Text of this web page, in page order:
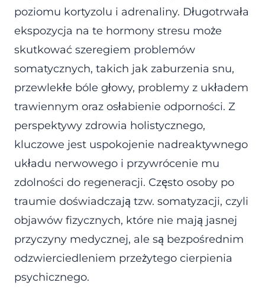
poziomu kortyzolu i adrenaliny. Długotrwała
ekspozycja na te hormony stresu może
skutkować szeregiem problemów
somatycznych, takich jak zaburzenia snu,
przewlekłe bóle głowy, problemy z układem
trawiennym oraz osłabienie odporności. Z
perspektywy zdrowia holistycznego,
kluczowe jest uspokojenie nadreaktywnego
układu nerwowego i przywrócenie mu
zdolności do regeneracji. Często osoby po
traumie doświadczają tzw. somatyzacji, czyli
objawów fizycznych, które nie mają jasnej
przyczyny medycznej, ale są bezpośrednim
odzwierciedleniem przeżytego cierpienia
psychicznego.